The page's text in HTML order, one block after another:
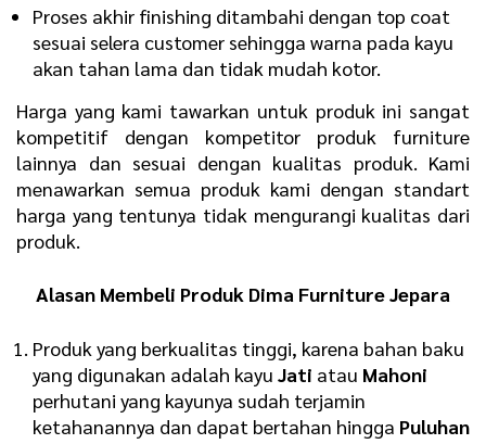
Proses akhir finishing ditambahi dengan top coat
sesuai selera customer sehingga warna pada kayu
akan tahan lama dan tidak mudah kotor.
Harga yang kami tawarkan untuk produk ini sangat
kompetitif dengan kompetitor produk furniture
lainnya dan sesuai dengan kualitas produk. Kami
menawarkan semua produk kami dengan standart
harga yang tentunya tidak mengurangi kualitas dari
produk.
Alasan Membeli Produk Dima Furniture Jepara
Produk yang berkualitas tinggi, karena bahan baku
yang digunakan adalah kayu Jati atau Mahoni
perhutani yang kayunya sudah terjamin
ketahanannya dan dapat bertahan hingga Puluhan